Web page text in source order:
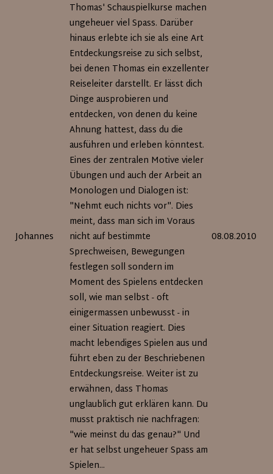
Johannes
Thomas' Schauspielkurse machen
ungeheuer viel Spass. Darüber
hinaus erlebte ich sie als eine Art
Entdeckungsreise zu sich selbst,
bei denen Thomas ein exzellenter
Reiseleiter darstellt. Er lässt dich
Dinge ausprobieren und
entdecken, von denen du keine
Ahnung hattest, dass du die
ausführen und erleben könntest.
Eines der zentralen Motive vieler
Übungen und auch der Arbeit an
Monologen und Dialogen ist:
"Nehmt euch nichts vor". Dies
meint, dass man sich im Voraus
nicht auf bestimmte
Sprechweisen, Bewegungen
festlegen soll sondern im
Moment des Spielens entdecken
soll, wie man selbst - oft
einigermassen unbewusst - in
einer Situation reagiert. Dies
macht lebendiges Spielen aus und
führt eben zu der Beschriebenen
Entdeckungsreise. Weiter ist zu
erwähnen, dass Thomas
unglaublich gut erklären kann. Du
musst praktisch nie nachfragen:
"wie meinst du das genau?" Und
er hat selbst ungeheuer Spass am
Spielen...
08.08.2010